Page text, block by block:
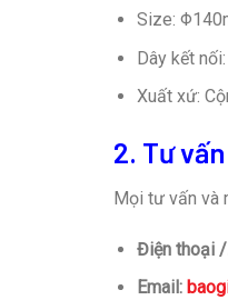
Size:
Dây kết
Xuất xứ:
2. Tư
Mọi tư vấn và
Điện thoại
Email: